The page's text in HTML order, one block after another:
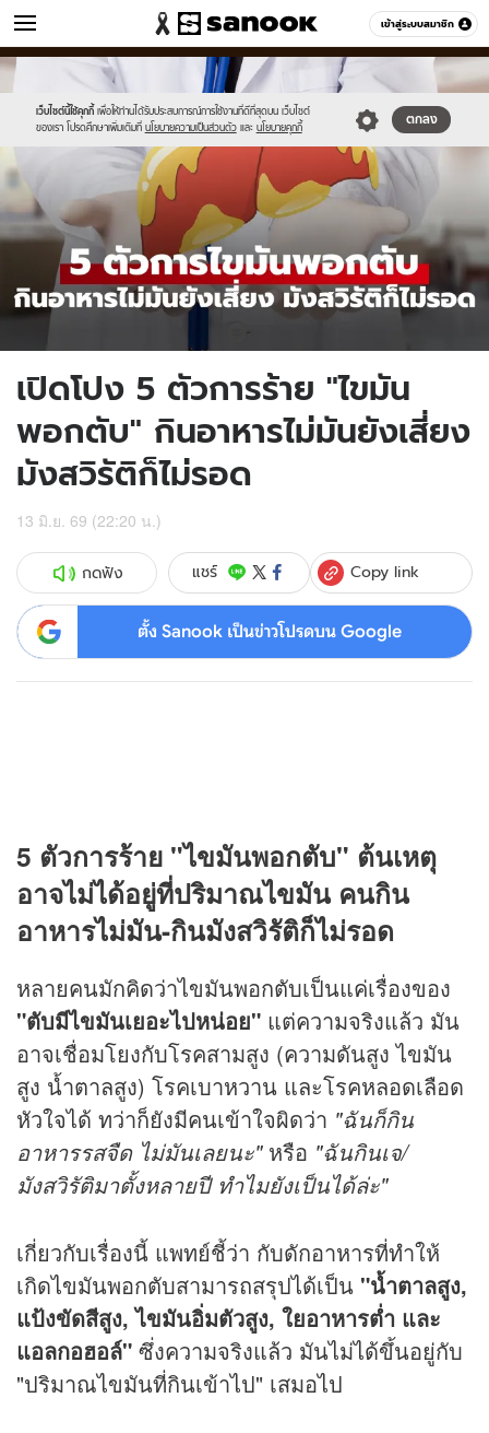
เข้าสู่ระบบสมาชิก
ข่าว หมวดอื่นๆ
เว็บไซต์นี้ใช้คุกกี้ เพื่อให้ท่านได้รับประสบการณ์การใช้งานที่ดีที่สุดบน เว็บไซต์
ของเรา โปรดศึกษาเพิ่มเติมที่ นโยบายความเป็นส่วนตัว และ นโยบายคุกกี้
ตกลง
//s.isanook.com/sr/0/images/logo-
sanook.png
//s.isanook.com/ns/0/ud/1978/9894090/new-
thumbnail1200x720_v2-
20.jpg
เปิดโปง 5 ตัวการร้าย "ไขมัน
พอกตับ" กินอาหารไม่มันยังเสี่ยง
มังสวิรัติก็ไม่รอด
13 มิ.ย. 69 (22:20 น.)
กดฟัง แชร์ Copy link
ตั้ง Sanook เป็นข่าวโปรดบน Google
5 ตัวการร้าย "ไขมันพอกตับ" ต้นเหตุ
อาจไม่ได้อยู่ที่ปริมาณไขมัน คนกิน
อาหารไม่มัน-กินมังสวิรัติก็ไม่รอด
หลายคนมักคิดว่าไขมันพอกตับเป็นแค่เรื่องของ
"ตับมีไขมันเยอะไปหน่อย" แต่ความจริงแล้ว มัน
อาจเชื่อมโยงกับโรคสามสูง (ความดันสูง ไขมัน
สูง น้ำตาลสูง) โรคเบาหวาน และโรคหลอดเลือด
หัวใจได้ ทว่าก็ยังมีคนเข้าใจผิดว่า "ฉันก็กิน
อาหารรสจืด ไม่มันเลยนะ"หรือ "ฉันกินเจ/
มังสวิรัติมาตั้งหลายปี ทำไมยังเป็นได้ล่ะ"
เกี่ยวกับเรื่องนี้ แพทย์ชี้ว่า กับดักอาหารที่ทำให้
เกิดไขมันพอกตับสามารถสรุปได้เป็น "น้ำตาลสูง,
แป้งขัดสีสูง, ไขมันอิ่มตัวสูง, ใยอาหารต่ำ และ
แอลกอฮอล์" ซึ่งความจริงแล้ว มันไม่ได้ขึ้นอยู่กับ
"ปริมาณไขมันที่กินเข้าไป" เสมอไป